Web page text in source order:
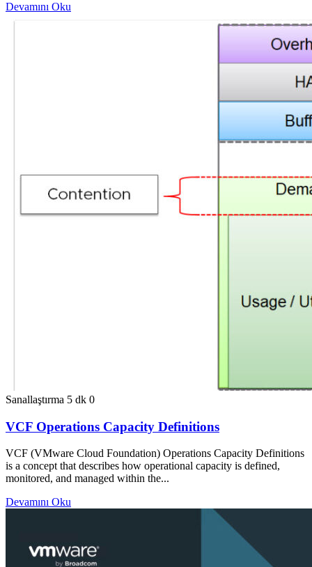
Devamını Oku
Sanallaştırma 5 dk 0
VCF Operations Capacity Definitions
VCF (VMware Cloud Foundation) Operations Capacity Definitions
is a concept that describes how operational capacity is defined,
monitored, and managed within the...
Devamını Oku